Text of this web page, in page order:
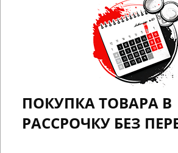
ПОКУПКА ТОВАРА В
РАССРОЧКУ БЕЗ